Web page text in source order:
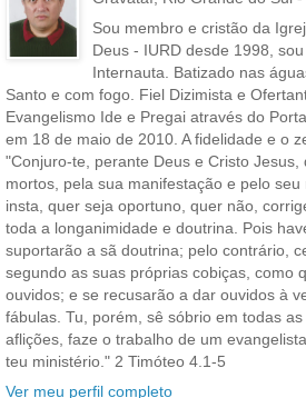
Sou membro e cristão da
Deus - IURD desde 1998,
Internauta. Batizado nas
Santo e com fogo. Fiel Dizimista e
Evangelismo Ide e Pregai através do
em 18 de maio de 2010. A fidelidade e o
"Conjuro-te, perante Deus e Cristo Jesus,
mortos, pela sua manifestação e pelo seu
insta, quer seja oportuno, quer não,
toda a longanimidade e doutrina. Pois
suportarão a sã doutrina; pelo contrário,
segundo as suas próprias cobiças, como
ouvidos; e se recusarão a dar ouvidos à
fábulas. Tu, porém, sê sóbrio em todas
aflições, faze o trabalho de um
teu ministério." 2 Timóteo 4.1-5
Ver meu perfil completo